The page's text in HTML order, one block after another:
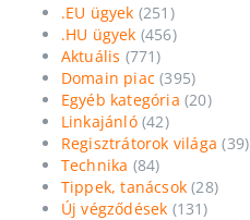
.EU ügyek (251)
.HU ügyek (456)
Aktuális (771)
Domain piac (395)
Egyéb kategória (20)
Linkajánló(42)
Regisztrátorok világa (39)
Technika (84)
Tippek, tanácsok (28)
Új végződések (131)